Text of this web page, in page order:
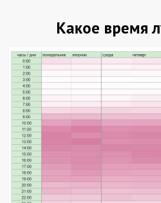
Какое время